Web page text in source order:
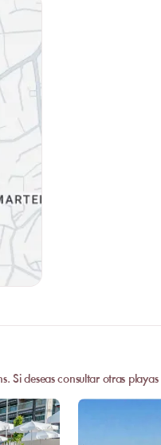
!
Si deseas consultar otras